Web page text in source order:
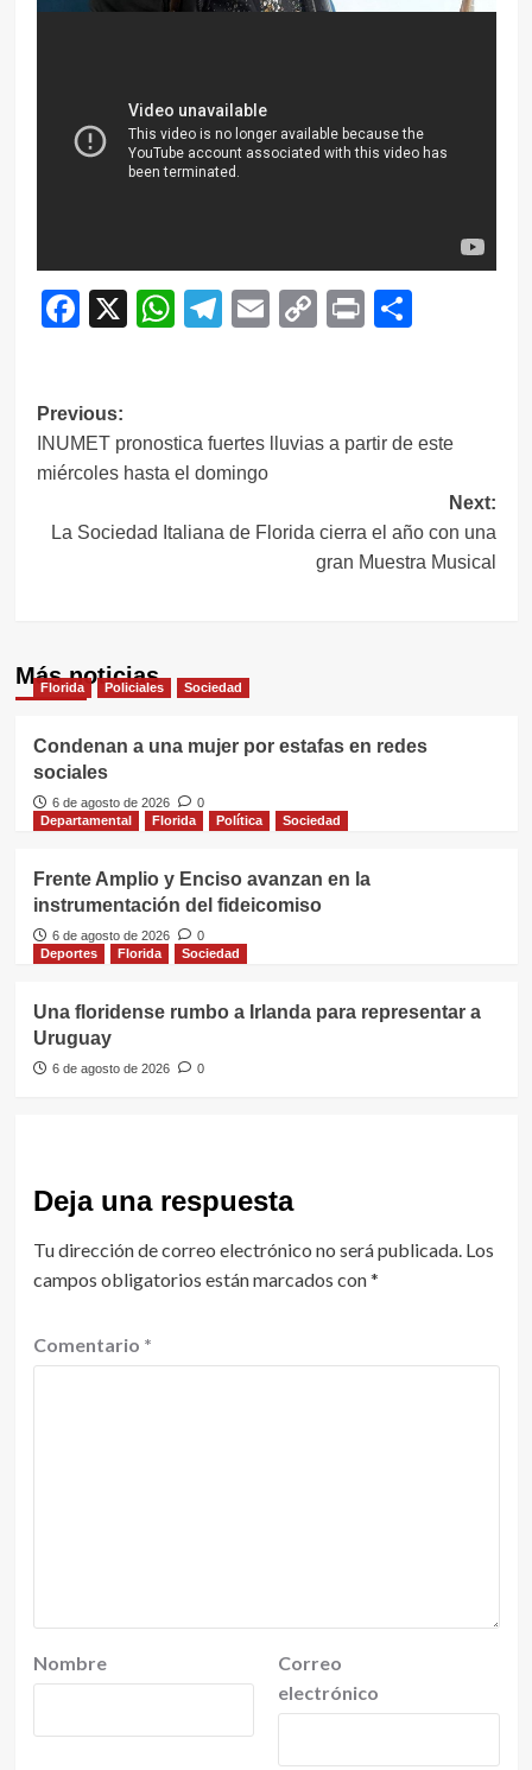
Facebook
X WhatsApp
Telegram
EmailCopy
Print
Navegación
de
Previous:
INUMET pronostica fuertes lluvias a partir de este
miércoles hasta el domingo
Next:
La Sociedad Italiana de Florida cierra el año con una
gran Muestra Musical
Más noticias
Florida Policiales Sociedad
Condenan a una mujer por estafas en redes
sociales
6 de agosto de 2026
0
Departamental
Florida Política Sociedad
Frente Amplio y Enciso avanzan en la
instrumentación del fideicomiso
6 de agosto de 2026
0
Deportes
Florida Sociedad
Una floridense rumbo a Irlanda para representar a
Uruguay
6 de agosto de 2026 0
Deja una respuesta
Tu dirección de correo electrónico no será publicada. Los
campos obligatorios están marcados con*
Comentario *
Nombre
Correo
electrónico